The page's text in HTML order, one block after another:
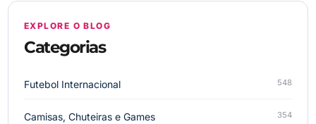
EXPLORE O BLOG
Categorias
Futebol Internacional 548
Camisas, Chuteiras e Games 354